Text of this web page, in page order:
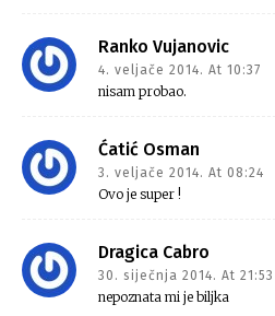
Ranko Vujanovic
4. veljače 2014. At 10:37
nisam probao.
Ćatić Osman
3. veljače 2014. At 08:24
Ovo je super !
Dragica Cabro
30. siječnja 2014. At 21:53
nepoznata mi je biljka